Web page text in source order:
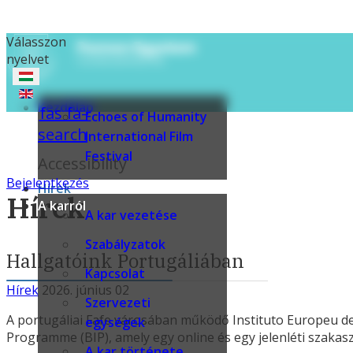
Válasszon
nyelvet
fas fa-
search
Accessibility
Bejelentkezés
Kezdőlap
Echoes of Humanity
International Film
Festival
Hírek
A karról
A kar vezetése
Szabályzatok
Kapcsolat
Szervezeti
egységek
Hírek
Hallgatóink Portugáliában
Hírek 2026. június 02
A portugáliai Fafe városában működő Instituto Europeu
Programme (BIP), amely egy online és egy jelenléti